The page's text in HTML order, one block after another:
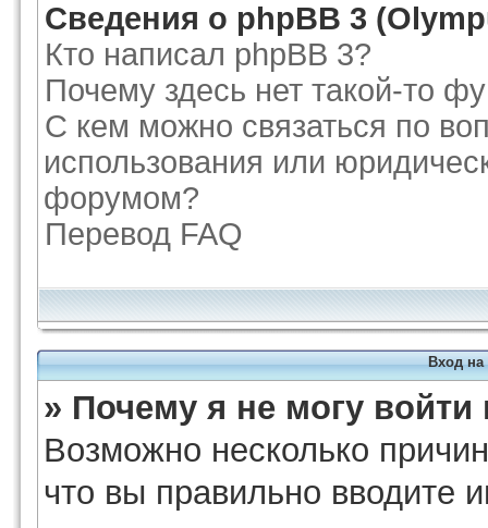
Сведения о phpBB 3
Кто написал phpBB 3?
Почему здесь нет такой-то
С кем можно связаться по
использования или
форумом?
Перевод FAQ
Вход на
» Почему я не могу
Возможно несколько
что вы правильно вводите